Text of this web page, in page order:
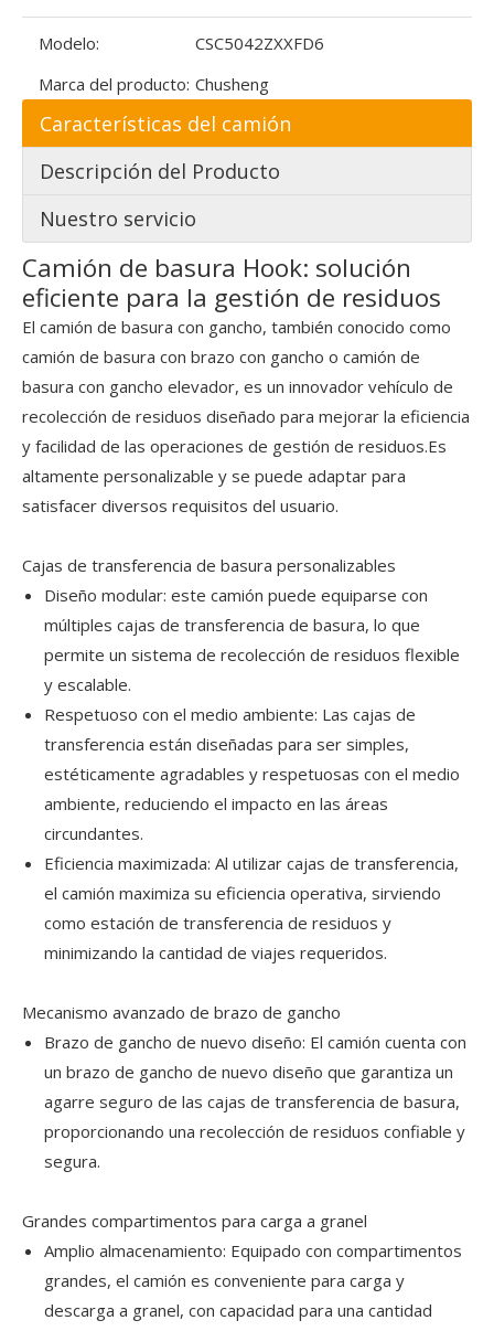
Modelo:
CSC5042ZXXFD6
Marca del producto: Chusheng
Características del camión
Descripción del Producto
Nuestro servicio
Camión de basura Hook: solución
eficiente para la gestión de residuos
El camión de basura con gancho, también conocido como
camión de basura con brazo con gancho o camión de
basura con gancho elevador, es un innovador vehículo de
recolección de residuos diseñado para mejorar la eficiencia
y facilidad de las operaciones de gestión de residuos.Es
altamente personalizable y se puede adaptar para
satisfacer diversos requisitos del usuario.
Cajas de transferencia de basura personalizables
Diseño modular: este camión puede equiparse con
múltiples cajas de transferencia de basura, lo que
permite un sistema de recolección de residuos flexible
y escalable.
Respetuoso con el medio ambiente: Las cajas de
transferencia están diseñadas para ser simples,
estéticamente agradables y respetuosas con el medio
ambiente, reduciendo el impacto en las áreas
circundantes.
Eficiencia maximizada: Al utilizar cajas de transferencia,
el camión maximiza su eficiencia operativa, sirviendo
como estación de transferencia de residuos y
minimizando la cantidad de viajes requeridos.
Mecanismo avanzado de brazo de gancho
Brazo de gancho de nuevo diseño: El camión cuenta con
un brazo de gancho de nuevo diseño que garantiza un
agarre seguro de las cajas de transferencia de basura,
proporcionando una recolección de residuos confiable y
segura.
Grandes compartimentos para carga a granel
Amplio almacenamiento: Equipado con compartimentos
grandes, el camión es conveniente para carga y
descarga a granel, con capacidad para una cantidad